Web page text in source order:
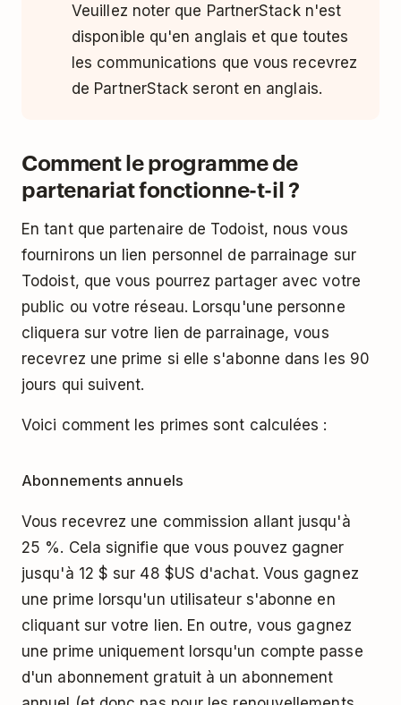
Veuillez noter que PartnerStack n'est
disponible qu'en anglais et que toutes
les communications que vous recevrez
de PartnerStack seront en anglais.
Comment le programme de
partenariat fonctionne-t-il ?
En tant que partenaire de Todoist, nous vous
fournirons un lien personnel de parrainage sur
Todoist, que vous pourrez partager avec votre
public ou votre réseau. Lorsqu'une personne
cliquera sur votre lien de parrainage, vous
recevrez une prime si elle s'abonne dans les 90
jours qui suivent.
Voici comment les primes sont calculées :
Abonnements annuels
Vous recevrez une commission allant jusqu'à
25 %. Cela signifie que vous pouvez gagner
jusqu'à 12 $ sur 48 $US d'achat. Vous gagnez
une prime lorsqu'un utilisateur s'abonne en
cliquant sur votre lien. En outre, vous gagnez
une prime uniquement lorsqu'un compte passe
d'un abonnement gratuit à un abonnement